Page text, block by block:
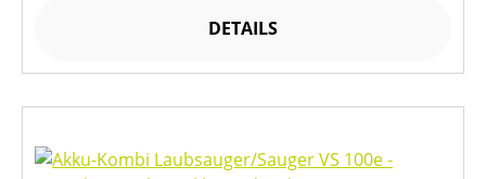
DETAILS